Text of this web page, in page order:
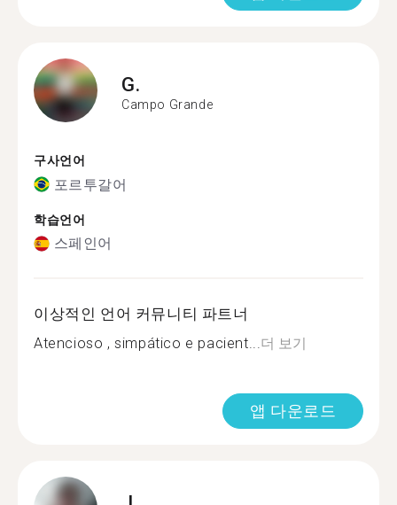
G.
Campo Grande
구사언어
포르투갈어
학습언어
스페인어
이상적인 언어 커뮤니티 파트너
Atencioso , simpático e pacient...더 보기
앱 다운로드